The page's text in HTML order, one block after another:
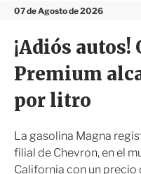
n
07 de Agosto de 2026
¡Adiós autos!
Premium
por litro
La gasolina Magna
filial de Chevron, en el
California con un precio